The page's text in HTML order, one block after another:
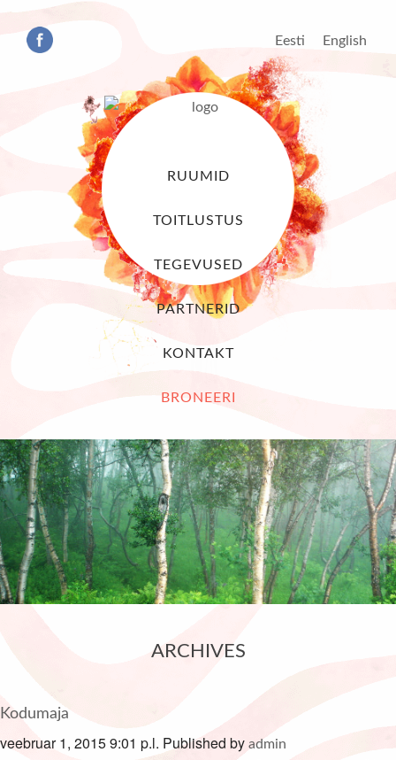
Eesti English
RUUMID
TOITLUSTUS
TEGEVUSED
PARTNERID
KONTAKT
BRONEERI
ARCHIVES
Kodumaja
veebruar 1, 2015 9:01 p.l. Published by admin